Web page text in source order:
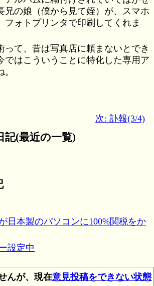
兄の娘（僕から見て姪）が、スマホ
フォトプリンタで印刷してくれま
て、昔は写真店に頼まないとでき
ではこういうことに特化した専用ア
次: 訃報(3/4)
記(最近の一覧)
日本製のパソコンに100%関税をか
設定中
んが、現在意見投稿をできない状態